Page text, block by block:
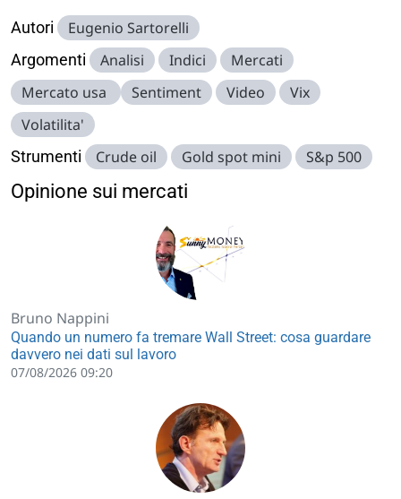
Autori Eugenio Sartorelli
Argomenti Analisi Indici
Mercati
Mercato usa
Sentiment Video
Vix
Volatilita'
Strumenti Crude oil Gold spot mini S&p 500
Opinione sui mercati
Bruno Nappini
Quando un numero fa tremare Wall Street: cosa guardare
davvero nei dati sul lavoro
07/08/2026 09:20